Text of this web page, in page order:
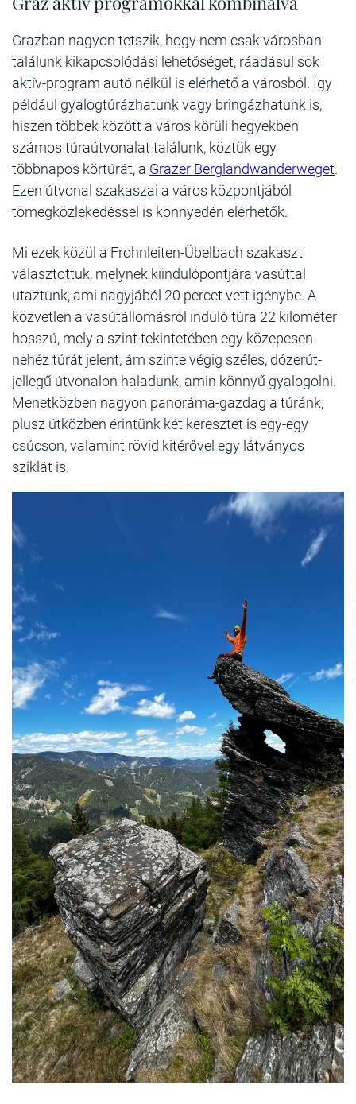
Grazban nagyon tetszik, hogy nem csak városban
találunk kikapcsolódási lehetőséget, ráadásul sok
aktív-program autó nélkül is elérhető a városból. Így
például gyalogtúrázhatunk vagy bringázhatunk is,
hiszen többek között a város körüli hegyekben
számos túraútvonalat találunk, köztük egy
többnapos körtúrát, a Grazer Berglandwanderweget.
Ezen útvonal szakaszai a város központjából
tömegközlekedéssel is könnyedén elérhetők.
Mi ezek közül a Frohnleiten-Übelbach szakaszt
választottuk, melynek kiindulópontjára vasúttal
utaztunk, ami nagyjából 20 percet vett igénybe. A
közvetlen a vasútállomásról induló túra 22 kilométer
hosszú, mely a szint tekintetében egy közepesen
nehéz túrát jelent, ám szinte végig széles, dózerút-
jellegű útvonalon haladunk, amin könnyű gyalogolni.
Menetközben nagyon panoráma-gazdag a túránk,
plusz útközben érintünk két keresztet is egy-egy
csúcson, valamint rövid kitérővel egy látványos
sziklát is.